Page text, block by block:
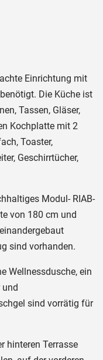
Einrichtung mit
Die Küche ist
Tassen, Gläser,
Kochplatte mit 2
Toaster,
Geschirrtücher,
Modul- RIAB-
von 180 cm und
sind vorhanden.
Wellnessdusche, ein
sind vorrätig für
hinteren Terrasse